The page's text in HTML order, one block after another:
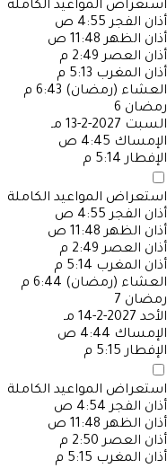
استعراض المواعيد الكاملة
أذان الفجر 4:55 ص
أذان الظهر 11:48 ص
أذان العصر 2:49 م
أذان المغرب 5:13 م
العشاء (رمضان) 6:43 م
رمضان 6
السبت 2027-2-13 مـ
الإمساك 4:45 ص
الإفطار 5:14 م
استعراض المواعيد الكاملة
أذان الفجر 4:55 ص
أذان الظهر 11:48 ص
أذان العصر 2:49 م
أذان المغرب 5:14 م
العشاء (رمضان) 6:44 م
رمضان 7
الأحد 2027-2-14 مـ
الإمساك 4:44 ص
الإفطار 5:15 م
استعراض المواعيد الكاملة
أذان الفجر 4:54 ص
أذان الظهر 11:48 ص
أذان العصر 2:50 م
أذان المغرب 5:15 م